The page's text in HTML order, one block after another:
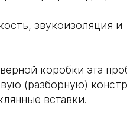
звукоизоляция и
коробки эта
(разборную)
вставки.